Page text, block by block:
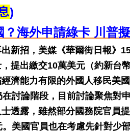
)
海外申請綠卡 川普
新招，美媒《華爾街日報》
提出繳交10萬美元（約新台
濟能力有限的外國人移民美
討論階段，目前討論聚焦對
透露，雖然部分國務院官員
美國官員也在考慮先針對少